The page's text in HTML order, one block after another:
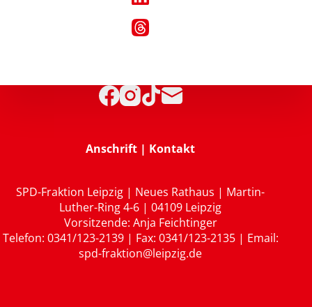
Anschrift | Kontakt
SPD-Fraktion Leipzig | Neues Rathaus | Martin-
Luther-Ring 4-6 | 04109 Leipzig
Vorsitzende: Anja Feichtinger
Telefon: 0341/123-2139 | Fax: 0341/123-2135 | Email:
spd-fraktion@leipzig.de